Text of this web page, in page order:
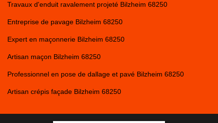
Travaux d'enduit ravalement projeté Bilzheim 68250
Entreprise de pavage Bilzheim 68250
Expert en maçonnerie Bilzheim 68250
Artisan maçon Bilzheim 68250
Professionnel en pose de dallage et pavé Bilzheim 68250
Artisan crépis façade Bilzheim 68250